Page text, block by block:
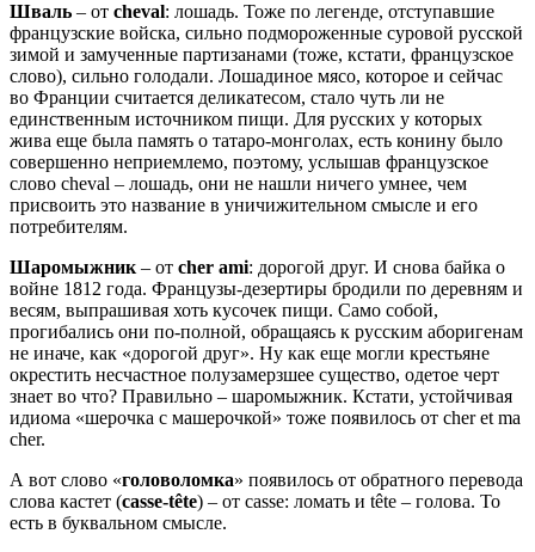
Шваль – от cheval: лошадь. Тоже по легенде, отступавшие
французские войска, сильно подмороженные суровой русской
зимой и замученные партизанами (тоже, кстати, французское
слово), сильно голодали. Лошадиное мясо, которое и сейчас
во Франции считается деликатесом, стало чуть ли не
единственным источником пищи. Для русских у которых
жива еще была память о татаро-монголах, есть конину было
совершенно неприемлемо, поэтому, услышав французское
слово cheval – лошадь, они не нашли ничего умнее, чем
присвоить это название в уничижительном смысле и его
потребителям.
Шаромыжник – от cher ami: дорогой друг. И снова байка о
войне 1812 года. Французы-дезертиры бродили по деревням и
весям, выпрашивая хоть кусочек пищи. Само собой,
прогибались они по-полной, обращаясь к русским аборигенам
не иначе, как «дорогой друг». Ну как еще могли крестьяне
окрестить несчастное полузамерзшее существо, одетое черт
знает во что? Правильно – шаромыжник. Кстати, устойчивая
идиома «шерочка с машерочкой» тоже появилось от cher et ma
cher.
А вот слово «головоломка» появилось от обратного перевода
слова кастет (casse-tête) – от casse: ломать и tête – голова. То
есть в буквальном смысле.